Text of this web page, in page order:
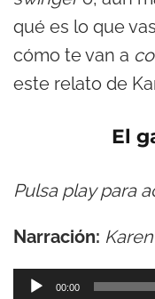
qué es lo que
cómo te van a
este relato de
El
Pulsa play para
Narración:
00:00